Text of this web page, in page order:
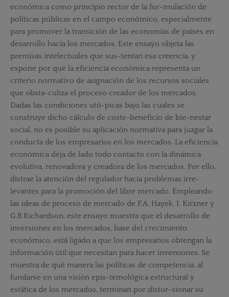
económica como principio rector de la for-mulación de
políticas públicas en el campo económico, especialmente
para promover la transición de las economías de países en
desarrollo hacia los mercados. Este ensayo objeta las
premisas intelectuales que sus-tentan esa creencia, y
expone por qué la eficiencia económica representa un
criterio normativo de asignación de los recursos sociales
que obsta-culiza el proceso creador de los mercados.
Dadas las condiciones utó-picas bajo las cuales se
construye dicho cálculo de coste-beneficio de bie-nestar
social, no es posible su aplicación normativa para juzgar la
conducta de los empresarios en los mercados. La eficiencia
económica deja de lado todo contacto con la dinámica
evolutiva, renovadora y creadora de los mercados. Por ello,
distrae la atención del regulador hacia problemas irre-
levantes para la promoción del libre mercado. Empleando
las ideas de proceso de mercado de F.A. Hayek, I. Kirzner y
G.B.Richardson, este ensayo muestra que el desarrollo de
inversiones en los mercados, base del crecimiento
económico, está ligado a que los empresarios obtengan la
información útil que necesitan para hacer inversiones. Se
muestra de qué manera las políticas de competencia, al
fundarse en una visión epis-temológica estructural y
estática de los mercados, terminan por distor-sionar su